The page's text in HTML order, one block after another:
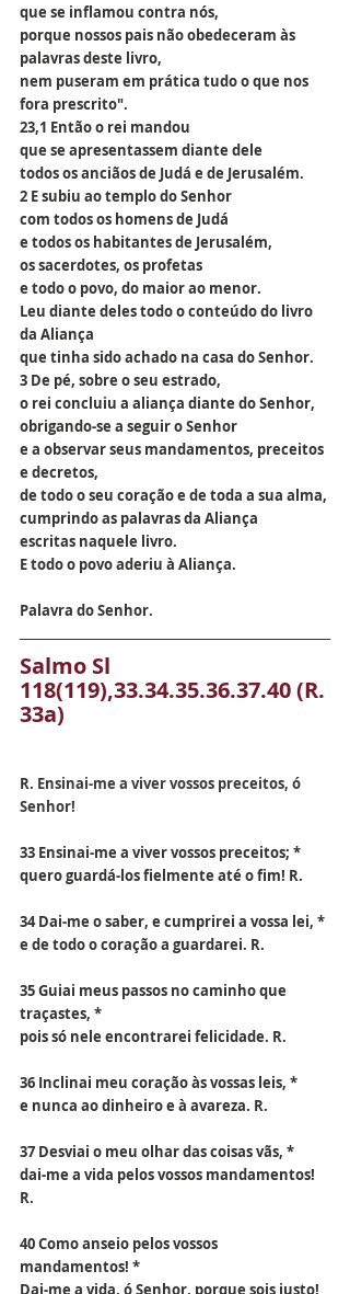
que se inflamou contra nós,
porque nossos pais não obedeceram às
palavras deste livro,
nem puseram em prática tudo o que nos
fora prescrito".
23,1 Então o rei mandou
que se apresentassem diante dele
todos os anciãos de Judá e de Jerusalém.
2 E subiu ao templo do Senhor
com todos os homens de Judá
e todos os habitantes de Jerusalém,
os sacerdotes, os profetas
e todo o povo, do maior ao menor.
Leu diante deles todo o conteúdo do livro
da Aliança
que tinha sido achado na casa do Senhor.
3 De pé, sobre o seu estrado,
o rei concluiu a aliança diante do Senhor,
obrigando-se a seguir o Senhor
e a observar seus mandamentos, preceitos
e decretos,
de todo o seu coração e de toda a sua alma,
cumprindo as palavras da Aliança
escritas naquele livro.
E todo o povo aderiu à Aliança.
Palavra do Senhor.
Salmo Sl
118(119),33.34.35.36.37.40 (R.
33a)
R. Ensinai-me a viver vossos preceitos, ó
Senhor!
33 Ensinai-me a viver vossos preceitos; *
quero guardá-los fielmente até o fim! R.
34 Dai-me o saber, e cumprirei a vossa lei, *
e de todo o coração a guardarei. R.
35 Guiai meus passos no caminho que
traçastes, *
pois só nele encontrarei felicidade. R.
36 Inclinai meu coração às vossas leis, *
e nunca ao dinheiro e à avareza. R.
37 Desviai o meu olhar das coisas vãs, *
dai-me a vida pelos vossos mandamentos!
R.
40 Como anseio pelos vossos
mandamentos! *
Dai-me a vida, ó Senhor, porque sois justo!